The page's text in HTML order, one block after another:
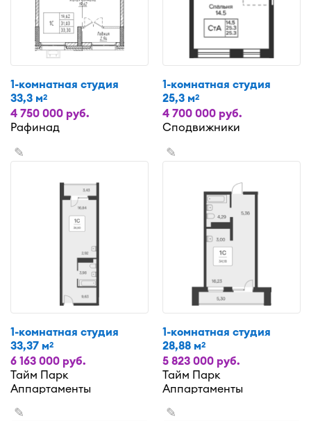
1-комнатная студия
33,3 м2
4 750 000 руб.
Рафинад
1-комнатная студия
25,3 м2
4 700 000 руб.
Сподвижники
✎
1-комнатная студия
33,37 м2
6 163 000 руб.
Тайм Парк
Аппартаменты
✎
1-комнатная студия
28,88 м2
5 823 000 руб.
Тайм Парк
Аппартаменты
✎ ✎